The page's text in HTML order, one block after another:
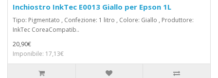
Inchiostro InkTec E0013 Giallo per Epson 1L
Tipo: Pigmentato , Confezione: 1 litro , Colore: Giallo , Produttore:
InkTec CoreaCompatib..
20,90€
Imponibile: 17,13€